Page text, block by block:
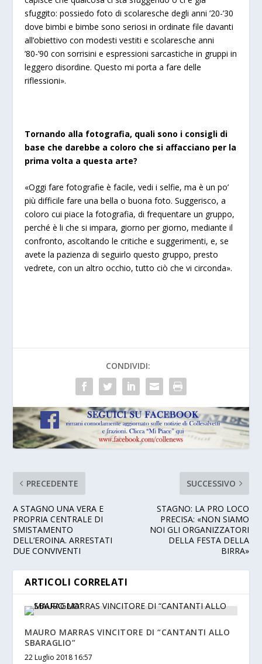
sfuggito: possiedo foto di scolaresche degli anni ’20-’30
dove bimbi e bimbe sono seriosi in ordinate file davanti
all’obiettivo con modesti vestiti e scolaresche anni
’80-’90 con sorrisini e espressioni sarcastiche in gruppi in
leggero disordine. Questo mi porta a fare delle
riflessioni».
Tornando alla fotografia, quali sono i consigli di
base che darebbe a coloro che si affacciano per la
prima volta a questa arte?
«Oggi fare fotografie è facile, vedi i selfie, ma è un po’
più difficile fare una bella o buona foto. Suggerisco, a
coloro cui piace la fotografia, di frequentare un gruppo,
perché è li che si impara, giorno per giorno, mediante il
confronto, ascoltando le critiche e suggerimenti, e, se
avete la pazienza di seguirlo questo gruppo, presto
vedrete, con un altro occhio, tutto ciò che vi circonda».
CONDIVIDI:
PRECEDENTE
A STAGNO UNA VERA E
PROPRIA CENTRALE DI
SMISTAMENTO
DELL’EROINA. ARRESTATI
DUE CONVIVENTI
SUCCESSIVO
STAGNO: LA PRO LOCO
PRECISA: «NON SIAMO
NOI GLI ORGANIZZATORI
DELLA FESTA DELLA
BIRRA»
ARTICOLI CORRELATI
MAURO MARRAS VINCITORE DI “CANTANTI ALLO
SBARAGLIO”
22 Luglio 2018 16:57